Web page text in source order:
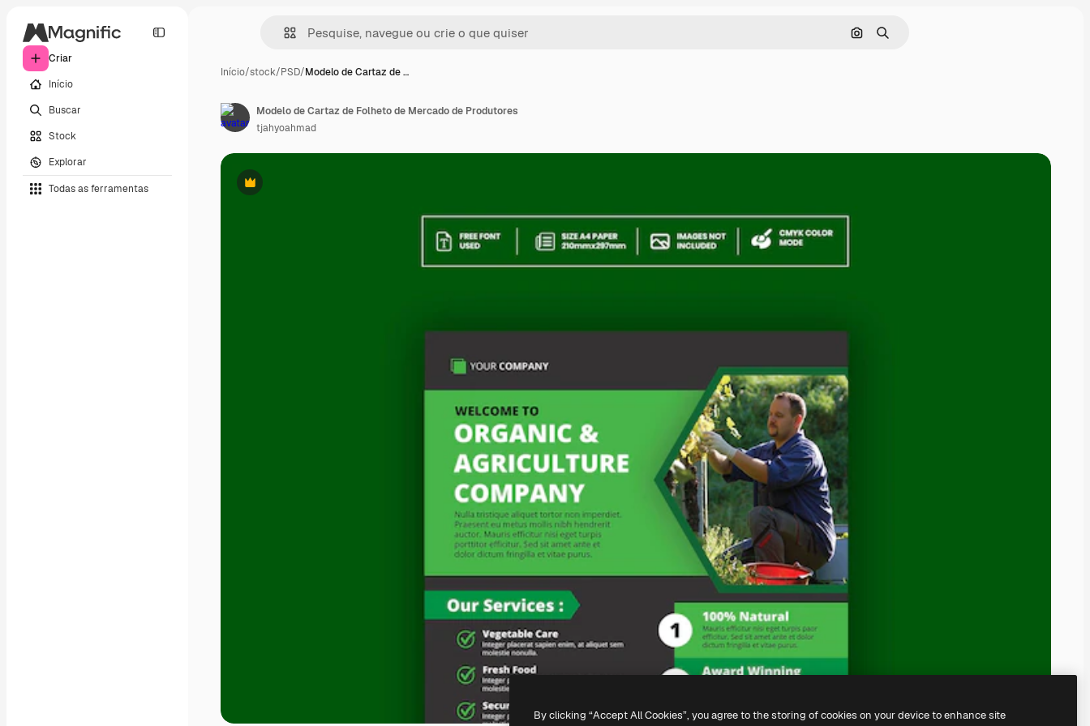
Criar
Início
Buscar
Stock
Explorar
Todas as ferramentas
Pesquisar por imagem
Buscar
Início/stock/PSD/Modelo de Cartaz de …
Premium
Modelo de Cartaz de Folheto de Mercado de Produtores
tjahyoahmad
By clicking “Accept All Cookies”, you agree to the storing of cookies on your device to enhance site